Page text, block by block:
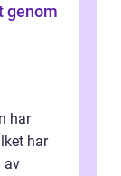
genom
har
har
av